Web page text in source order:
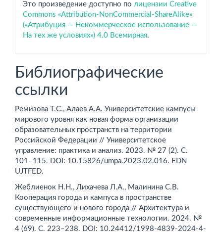
Это произведение доступно по лицензии Creative
Commons «Attribution-NonCommercial-ShareAlike»
(«Атрибуция — Некоммерческое использование —
На тех же условиях») 4.0 Всемирная.
Библиографические
ссылки
Ремизова Т.С., Алаев А.А. Университетские кампусы
мирового уровня как новая форма организации
образовательных пространств на территории
Российской Федерации // Университетское
управление: практика и анализ. 2023. № 27 (2). С.
101–115. DОI: 10.15826/umpa.2023.02.016. EDN
UJTFED.
Жеблиенок Н.Н., Лихачева Л.А., Малинина С.В.
Кооперация города и кампуса в пространстве
существующего и нового города // Архитектура и
современные информационные технологии. 2024. №
4 (69). С. 223–238. DOI: 10.24412/1998-4839-2024-4-